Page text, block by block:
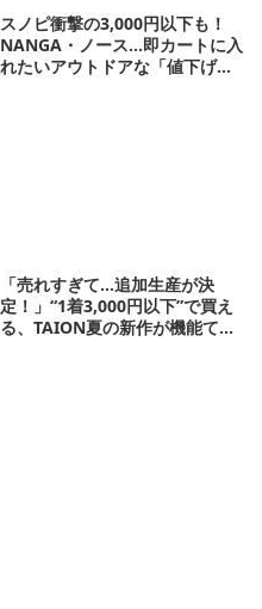
スノピ衝撃の3,000円以下も！
NANGA・ノース…即カートに入
れたいアウトドアな「値下げ夏
「売れすぎて…追加生産が決
定！」“1着3,000円以下”で買え
る、TAION夏の新作が機能てん